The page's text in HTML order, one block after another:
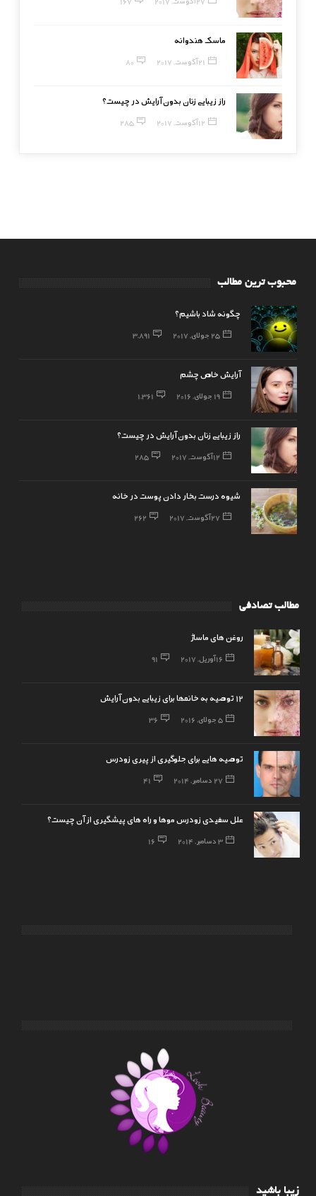
ماسک هندوانه
21 آگوست, 2017 80
راز زیبایی زنان بدون آرایش در چیست؟
12 آگوست, 2017 285
محبوب ترین مطالب
چگونه شاد باشیم؟
25 جولای, 2017 3,891
آرایش خاص چشم
19 جولای, 2016 1,361
راز زیبایی زنان بدون آرایش در چیست؟
12 آگوست, 2017 285
شیوه درست بخار دادن پوست در خانه
27 آگوست, 2017 262
مطالب تصادفی
روغن های ماساژ
16 آوریل, 2017 91
12 توصیه به خانمها برای زیبایی بدون آرایش
5 جولای, 2016 36
توصیه هایی برای جلوگیری از پیری زودرس
27 دسامبر, 2014 41
علل سفیدی زودرس موها و راه های پیشگیری از آن چیست؟
3 دسامبر, 2014 16
زیبا باشید